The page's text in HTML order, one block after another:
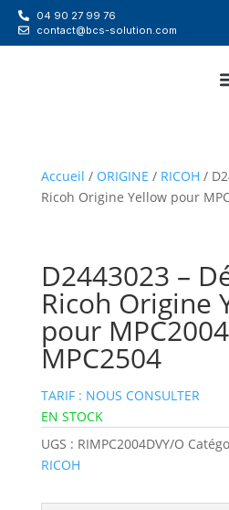
04 90 27 99 76
contact@bcs-solution.com
Accueil / ORIGINE / RICOH /
Ricoh Origine Yellow pour
D2443023 –
Ricoh Origine
pour
MPC2504
TARIF : NOUS CONSULTER
EN STOCK
UGS : RIMPC2004DVY/O
RICOH